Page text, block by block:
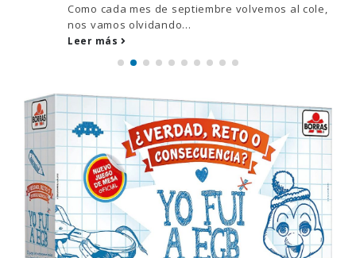
Como cada mes de septiembre volvemos al cole,
nos vamos olvidando...
Leer más